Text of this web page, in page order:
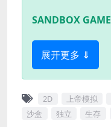
SANDBOX GAME
展开更多 ⇓
2D 上帝模拟
沙盒
独立 生存